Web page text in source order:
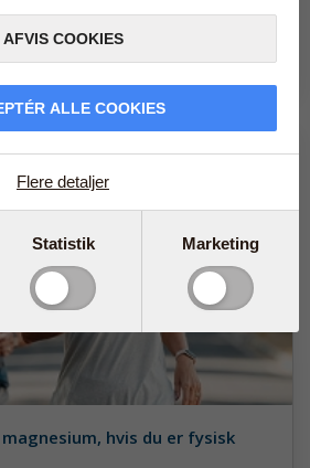
at mindske træthed og udmattelse
hvis du er fysisk
AFVIS COOKIES
ALLE COOKIES
Flere detaljer
Statistik Marketing